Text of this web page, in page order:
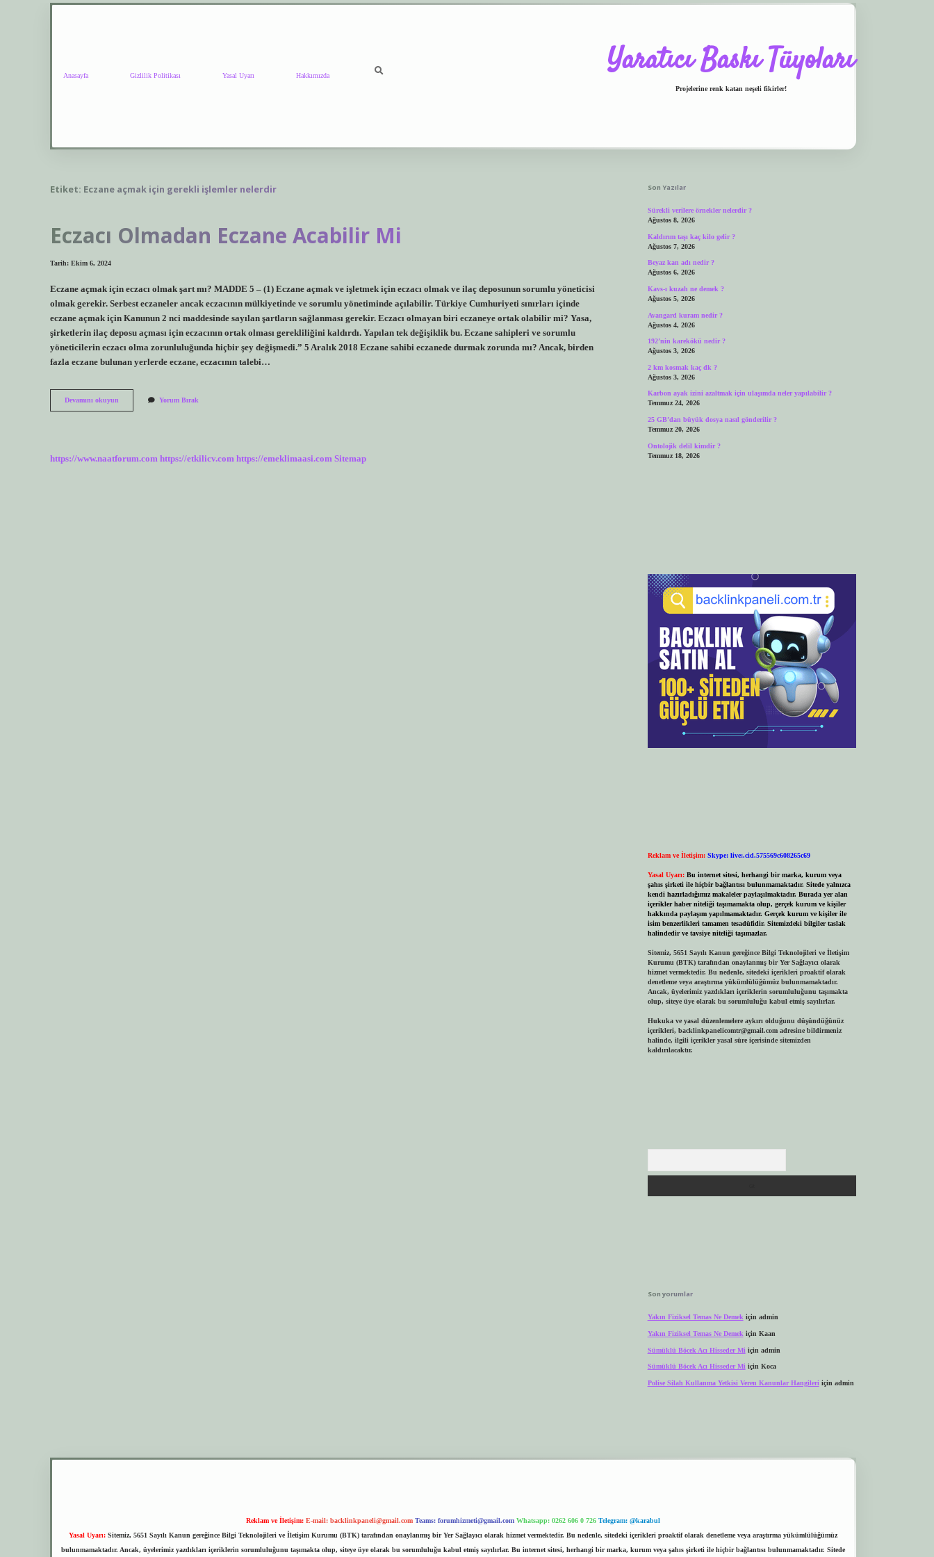
Anasayfa Gizlilik Politikası Yasal Uyarı Hakkımızda Yaratıcı Baskı Tüyoları
Projelerine renk katan neşeli fikirler!
Etiket: Eczane açmak için gerekli işlemler nelerdir
Eczacı Olmadan Eczane Acabilir Mi
Tarih: Ekim 6, 2024
Eczane açmak için eczacı olmak şart mı? MADDE 5 – (1) Eczane açmak ve işletmek için eczacı olmak ve ilaç deposunun sorumlu yöneticisi
olmak gerekir. Serbest eczaneler ancak eczacının mülkiyetinde ve sorumlu yönetiminde açılabilir. Türkiye Cumhuriyeti sınırları içinde
eczane açmak için Kanunun 2 nci maddesinde sayılan şartların sağlanması gerekir. Eczacı olmayan biri eczaneye ortak olabilir mi? Yasa,
şirketlerin ilaç deposu açması için eczacının ortak olması gerekliliğini kaldırdı. Yapılan tek değişiklik bu. Eczane sahipleri ve sorumlu
yöneticilerin eczacı olma zorunluluğunda hiçbir şey değişmedi.” 5 Aralık 2018 Eczane sahibi eczanede durmak zorunda mı? Ancak, birden
fazla eczane bulunan yerlerde eczane, eczacının talebi…
Devamını okuyun
Olmadan
Yorum Bırak
https://www.naatforum.com https://etkilicv.com https://emeklimaasi.com Sitemap
Son Yazılar
Sürekli verilere örnekler nelerdir ?
Ağustos 8, 2026
Kaldırım taşı kaç kilo gelir ?
Ağustos 7, 2026
Beyaz kan adı nedir ?
Ağustos 6, 2026
Kavs-ı kuzah ne demek ?
Ağustos 5, 2026
Avangard kuram nedir ?
Ağustos 4, 2026
192’nin karekökü nedir ?
Ağustos 3, 2026
2 km kosmak kaç dk ?
Ağustos 3, 2026
Karbon ayak izini azaltmak için ulaşımda neler yapılabilir ?
Temmuz 24, 2026
25 GB’dan büyük dosya nasıl gönderilir ?
Temmuz 20, 2026
Ontolojik delil kimdir ?
Temmuz 18, 2026
Reklam ve İletişim: Skype: live:.cid.575569c608265c69
Yasal Uyarı: Bu internet sitesi, herhangi bir marka, kurum veya
şahıs şirketi ile hiçbir bağlantısı bulunmamaktadır. Sitede yalnızca
kendi hazırladığımız makaleler paylaşılmaktadır. Burada yer alan
içerikler haber niteliği taşımamakta olup, gerçek kurum ve kişiler
hakkında paylaşım yapılmamaktadır. Gerçek kurum ve kişiler ile
isim benzerlikleri tamamen tesadüfidir. Sitemizdeki bilgiler taslak
halindedir ve tavsiye niteliği taşımazlar.
Sitemiz, 5651 Sayılı Kanun gereğince Bilgi Teknolojileri ve İletişim
Kurumu (BTK) tarafından onaylanmış bir Yer Sağlayıcı olarak
hizmet vermektedir. Bu nedenle, sitedeki içerikleri proaktif olarak
denetleme veya araştırma yükümlülüğümüz bulunmamaktadır.
Ancak, üyelerimiz yazdıkları içeriklerin sorumluluğunu taşımakta
olup, siteye üye olarak bu sorumluluğu kabul etmiş sayılırlar.
Hukuka ve yasal düzenlemelere aykırı olduğunu düşündüğünüz
içerikleri, backlinkpanelicomtr@gmail.comadresine bildirmeniz
halinde, ilgili içerikler yasal süre içerisinde sitemizden
kaldırılacaktır.
Son yorumlar
Yakın Fiziksel Temas Ne Demekiçin admin
Yakın Fiziksel Temas Ne Demek için Kaan
Sümüklü Böcek Acı Hisseder Mi için admin
Sümüklü Böcek Acı Hisseder Mi için Koca
Polise Silah Kullanma Yetkisi Veren Kanunlar Hangileri için admin
Reklam ve İletişim: E-mail: backlinkpaneli@gmail.com Teams: forumhizmeti@gmail.com Whatsapp: 0262 606 0 726 Telegram: @karabul
Yasal Uyarı: Sitemiz, 5651 Sayılı Kanun gereğince Bilgi Teknolojileri ve İletişim Kurumu (BTK) tarafından onaylanmış bir Yer Sağlayıcı olarak hizmet vermektedir. Bu nedenle, sitedeki içerikleri proaktif olarak denetleme veya araştırma yükümlülüğümüz
bulunmamaktadır. Ancak, üyelerimiz yazdıkları içeriklerin sorumluluğunu taşımakta olup, siteye üye olarak bu sorumluluğu kabul etmiş sayılırlar. Bu internet sitesi, herhangi bir marka, kurum veya şahıs şirketi ile hiçbir bağlantısı bulunmamaktadır. Sitede